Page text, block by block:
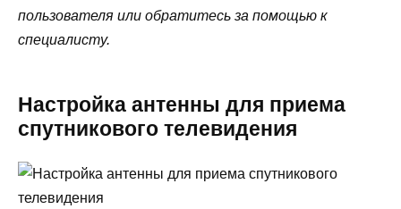
пользователя или обратитесь за помощью к
специалисту.
Настройка антенны для приема
спутникового телевидения